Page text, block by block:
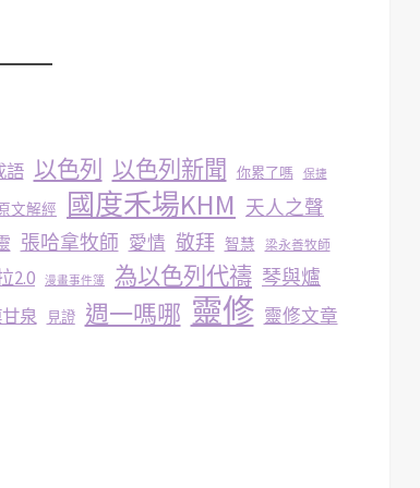
語 以色列 以色列新聞 你累了嗎 保捷
文解經 國度禾場KHM 天人之聲
張哈拿牧師 愛情 敬拜 智慧 梁永善牧師
2.0 漫畫事件簿 為以色列代禱 琴與爐
泉 見證 週一嗎哪 靈修 靈修文章